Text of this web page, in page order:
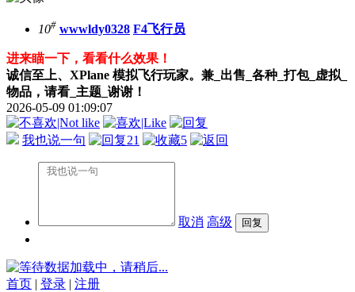
10# wwwldy0328 F4飞行员
进来瞄一下，看看什么效果！
诚信至上、XPlane 模拟飞行玩家。兼_出售_各种_打包_虚拟_
物品，请看_主题_谢谢！
2026-05-09 01:09:07
我也说一句 21 5
取消 高级
数据加载中，请稍后...
首页 | 登录 | 注册